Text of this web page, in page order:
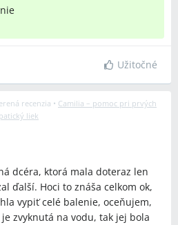
Užitočné
recenzia • Camilia – pomoc pri prvých
liek
dcéra, ktorá mala doteraz len
ďalší. Hoci to znáša celkom ok,
vypiť celé balenie, oceňujem,
zvyknutá na vodu, tak jej bola